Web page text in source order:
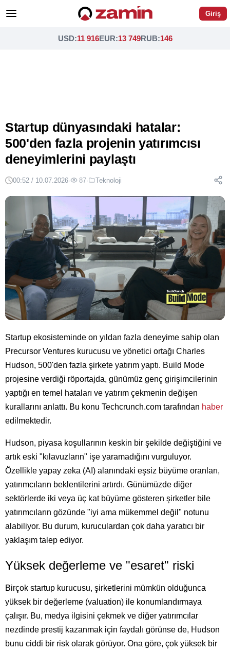
Giriş
USD:11 916EUR:13 749RUB:146
Startup dünyasındaki hatalar:
500'den fazla projenin yatırımcısı
deneyimlerini paylaştı
00:52 / 10.07.2026· 87· Teknoloji
Startup ekosisteminde on yıldan fazla deneyime sahip olan
Precursor Ventures kurucusu ve yönetici ortağı Charles
Hudson, 500'den fazla şirkete yatırım yaptı. Build Mode
projesine verdiği röportajda, günümüz genç girişimcilerinin
yaptığı en temel hataları ve yatırım çekmenin değişen
kurallarını anlattı. Bu konu Techcrunch.com tarafından haber
edilmektedir.
Hudson, piyasa koşullarının keskin bir şekilde değiştiğini ve
artık eski "kılavuzların" işe yaramadığını vurguluyor.
Özellikle yapay zeka (AI) alanındaki eşsiz büyüme oranları,
yatırımcıların beklentilerini artırdı. Günümüzde diğer
sektörlerde iki veya üç kat büyüme gösteren şirketler bile
yatırımcıların gözünde "iyi ama mükemmel değil" notunu
alabiliyor. Bu durum, kuruculardan çok daha yaratıcı bir
yaklaşım talep ediyor.
Yüksek değerleme ve "esaret" riski
Birçok startup kurucusu, şirketlerini mümkün olduğunca
yüksek bir değerleme (valuation) ile konumlandırmaya
çalışır. Bu, medya ilgisini çekmek ve diğer yatırımcılar
nezdinde prestij kazanmak için faydalı görünse de, Hudson
bunu ciddi bir risk olarak görüyor. Ona göre, çok yüksek bir